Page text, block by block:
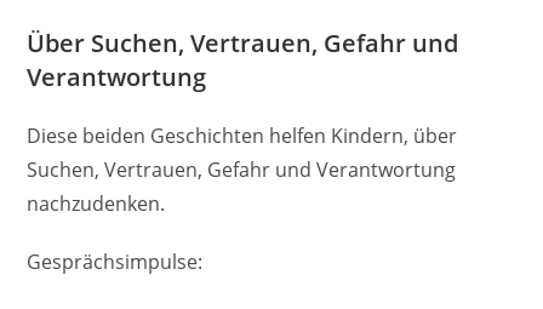
Über Suchen, Vertrauen, Gefahr und
Verantwortung
Diese beiden Geschichten helfen Kindern, über
Suchen, Vertrauen, Gefahr und Verantwortung
nachzudenken.
Gesprächsimpulse: